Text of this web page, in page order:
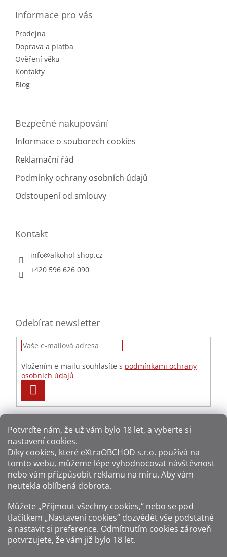
Potvrďte nám​​, že už vám bylo 18 let, a vyberte si
nastavení cookies.
Díky cookies, které eXtraOBCHOD s.r.o. používá na
tomto webu, můžeme lépe vyhodnocovat návštěvnost
nebo vám přizpůsobit reklamu na míru. Aby vám
neutekla oblíbená dobrota.
Můžete „Přijmout všechny cookies,“ nebo se pod
tlačítkem „Nastavení cookies“ dozvědět vše podstatné
a nastavit si preference. Odmítnutím cookies zároveň
potvrzujete, že vám již bylo 18 let.
Informace pro vás
Prodejna
Doprava a platba
Ověření věku
Kontakty
Blog
Bezpečné nakupování
Informace o souborech cookies
Reklamační řád
Podmínky ochrany osobních údajů
Odstoupení od smlouvy
Kontakt
info@alkohol-shop.cz
+420 596 626 090
Odebírat newsletter
Vložením e-mailu souhlasíte s podmínkami ochrany
osobních údajů
SE
Způsoby dopravy: